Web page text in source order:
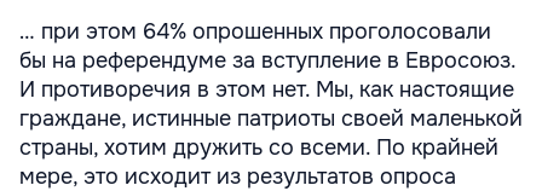
… при этом 64% опрошенных проголосовали
бы на референдуме за вступление в Евросоюз.
И противоречия в этом нет. Мы, как настоящие
граждане, истинные патриоты своей маленькой
страны, хотим дружить со всеми. По крайней
мере, это исходит из результатов опроса